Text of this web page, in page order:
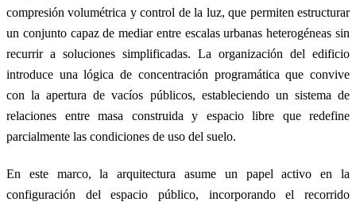
compresión volumétrica y control de la luz, que permiten estructurar
un conjunto capaz de mediar entre escalas urbanas heterogéneas sin
recurrir a soluciones simplificadas. La organización del edificio
introduce una lógica de concentración programática que convive
con la apertura de vacíos públicos, estableciendo un sistema de
relaciones entre masa construida y espacio libre que redefine
parcialmente las condiciones de uso del suelo.
En este marco, la arquitectura asume un papel activo en la
configuración del espacio público, incorporando el recorrido